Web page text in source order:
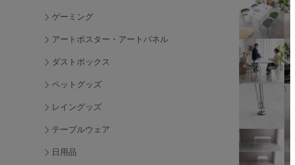
ゲーミング
アートポスター・アートパネル
ダストボックス
ペットグッズ
レイングッズ
テーブルウェア
日用品